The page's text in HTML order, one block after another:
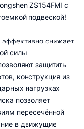
ZS154FMI с
подвеской!
снижает
силы
защитить
конструкция из
нагрузках
позволяет
пересечённой
в движущие